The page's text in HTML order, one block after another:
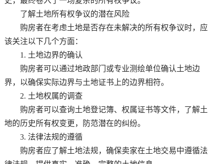
了解土地所有权争议的潜在风险
购房者在考虑土地是否存在未解决的所有权争议时，应
该关注以下几个方面：
1. 土地边界的确认
购房者可以通过地政部门或专业测绘单位确认土地边
界，以确保实际边界与土地证书上的边界相符。
2. 土地权属的调查
购房者可以查询土地登记簿、权属证书等文件，了解土
地的历史所有权变更，防范潜在的纠纷。
3. 法律法规的遵循
购房者应了解土地法规，确保卖家在土地交易中遵循法